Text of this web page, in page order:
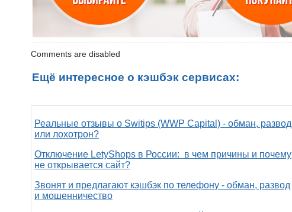
Comments are disabled
Ещё интересное о кэшбэк сервисах:
Реальные отзывы о Switips (WWP Capital) - обман, развод
или лохотрон?
Отключение LetyShops в России: в чем причины и почему
не открывается сайт?
Звонят и предлагают кэшбэк по телефону - обман, развод
и мошенничество